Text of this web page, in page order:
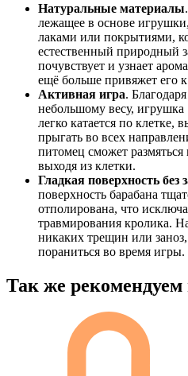
Натуральные материалы
лежащее в основе
лаками или покрытиями,
естественный природный
почувствует и узнает
ещё больше привяжет его
Активная игра.
небольшому весу, игрушка
легко катается по клетке,
прыгать во всех
питомец сможет
выходя из клетки.
Гладкая поверхность без
поверхность барабана
отполирована, что
травмирования кролика.
никаких трещин или
пораниться во время игры.
Так же рекомендуем